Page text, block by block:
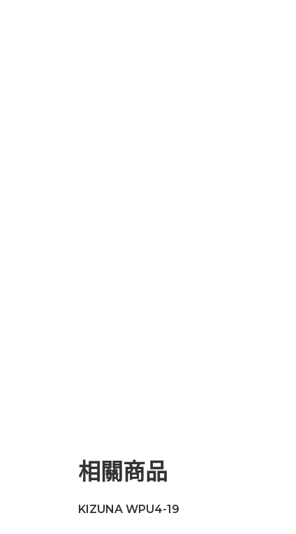
相關商品
KIZUNA WPU4-19